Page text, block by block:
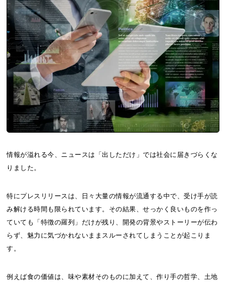
情報が溢れる今、ニュースは「出しただけ」では社会に届きづらくな
りました。
特にプレスリリースは、日々大量の情報が流通する中で、受け手が読
み解ける時間も限られています。その結果、せっかく良いものを作っ
ていても「特徴の羅列」だけが残り、開発の背景やストーリーが伝わ
らず、魅力に気づかれないままスルーされてしまうことが起こりま
す。
例えば食の価値は、味や素材そのものに加えて、作り手の哲学、土地